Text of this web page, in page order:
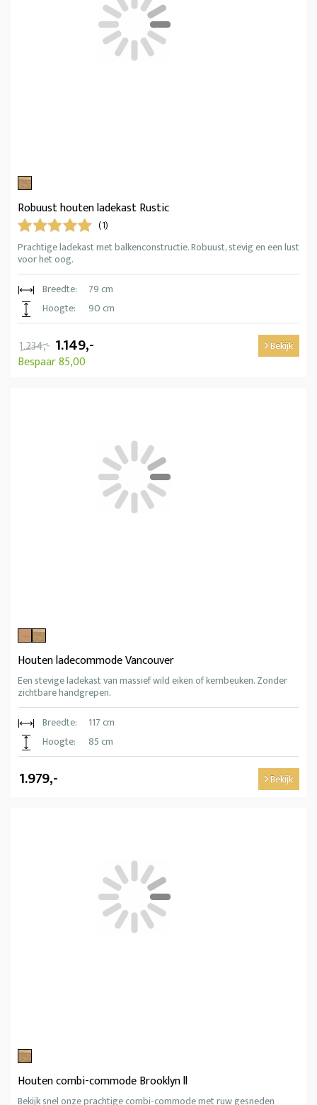
Robuust houten ladekast Rustic
(1)
Prachtige ladekast met balkenconstructie. Robuust, stevig en een lust
voor het oog.
Breedte:
79 cm
Hoogte:
90 cm
1.234,- 1.149,-
Bespaar 85,00
Bekijk
Houten ladecommode Vancouver
Een stevige ladekast van massief wild eiken of kernbeuken. Zonder
zichtbare handgrepen.
Breedte:
117 cm
Hoogte:
85 cm
1.979,- Bekijk
Houten combi-commode Brooklyn ll
Bekijk snel onze prachtige combi-commode met ruw gesneden